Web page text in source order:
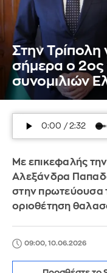
Στην Τρίπολη
σήμερα ο 2ος
συνομιλιών
Με επικεφαλής
Αλεξάνδρα
στην πρωτεύουσα
οριοθέτηση
09:00, 10.06.2026